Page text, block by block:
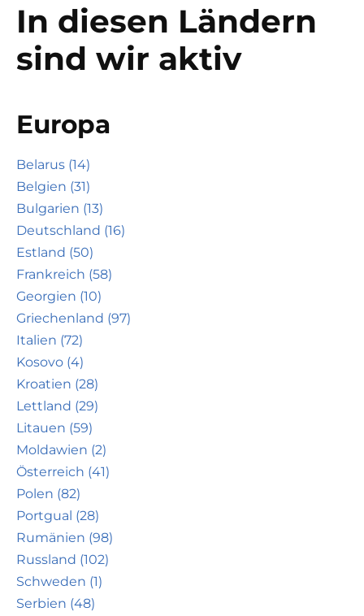
In diesen Ländern
sind wir aktiv
Europa
Belarus (14)
Belgien (31)
Bulgarien (13)
Deutschland (16)
Estland (50)
Frankreich (58)
Georgien (10)
Griechenland (97)
Italien (72)
Kosovo (4)
Kroatien (28)
Lettland (29)
Litauen (59)
Moldawien (2)
Österreich (41)
Polen (82)
Portgual (28)
Rumänien (98)
Russland (102)
Schweden (1)
Serbien (48)